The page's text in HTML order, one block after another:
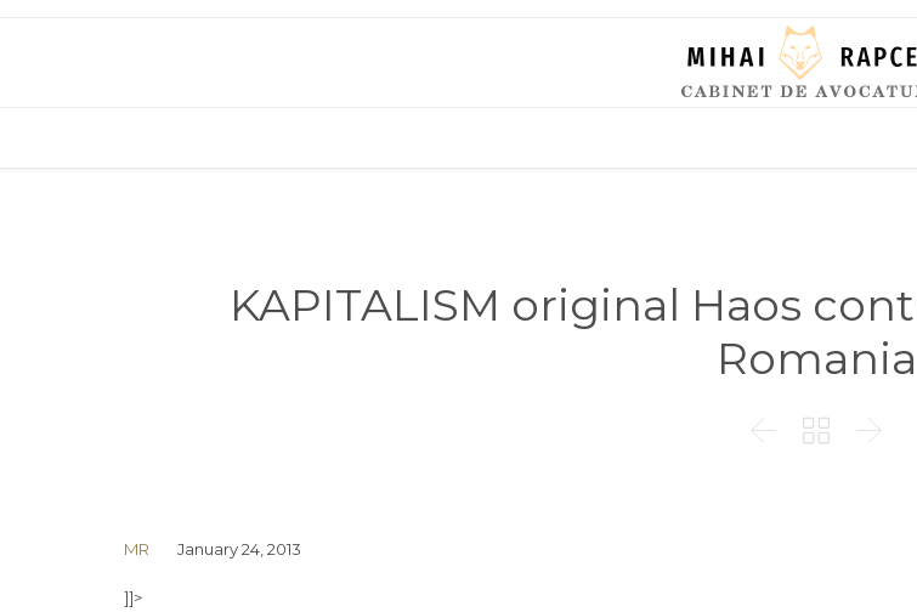
KAPITALISM original Haos
Romania
  
MR January 24, 2013
]]>